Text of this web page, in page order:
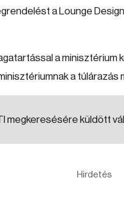
a Lounge
a
a
megkeresésére küldött
Hirdetés